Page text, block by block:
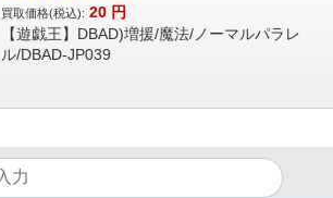
買取価格(税込): 20 円
【遊戯王】DBAD)増援/魔法/ノーマルパラレ
ル/DBAD-JP039